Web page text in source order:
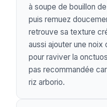
à soupe de bouillon
puis remuez
retrouve sa texture
aussi ajouter une
pour raviver la
pas recommandée
riz arborio.